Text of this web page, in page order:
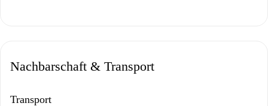
Nachbarschaft & Transport
Transport